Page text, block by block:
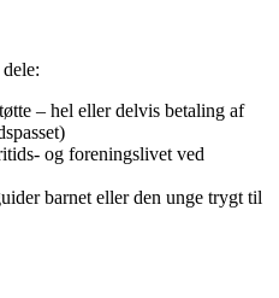
– hel eller delvis betaling af
og foreningslivet ved
barnet eller den unge trygt til